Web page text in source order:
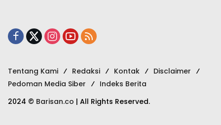
Tentang Kami Redaksi Kontak
Disclaimer
Pedoman Media Siber
Indeks Berita
2024 © Barisan.co | All Rights Reserved.